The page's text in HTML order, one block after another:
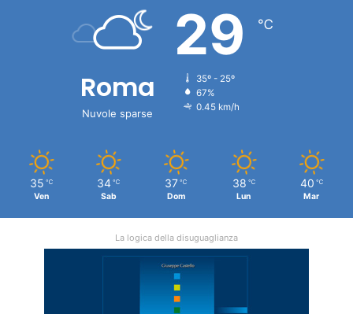
Roma
Nuvole sparse
29 ℃
35º - 25º
67%
0.45 km/h
35 ℃
Ven
34 ℃
Sab
37 ℃
Dom
38 ℃
Lun
40 ℃
Mar
La logica della disuguaglianza